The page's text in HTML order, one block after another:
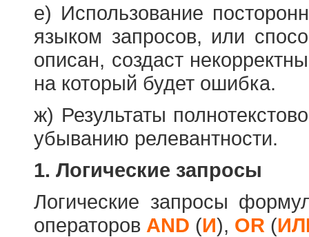
е) Использование
языком запросов, или
описан, создаст
на который будет ошибка.
ж) Результаты
убыванию релевантности.
1. Логические запросы
Логические запросы
операторов AND (И), OR (